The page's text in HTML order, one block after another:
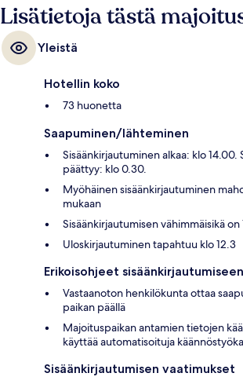
Lisätietoja tästä
Yleistä
Hotellin koko
73 huonetta
Saapuminen/lähteminen
Sisäänkirjautuminen alkaa: klo
päättyy: klo 0.30.
Myöhäinen sisäänkirjautuminen
mukaan
Sisäänkirjautumisen vähimmäisikä on
Uloskirjautuminen tapahtuu klo 12.3
Erikoisohjeet sisäänkirjautumiseen
Vastaanoton henkilökunta ottaa
paikan päällä
Majoituspaikan antamien tietojen
käyttää automatisoituja
Sisäänkirjautumisen vaatimukset